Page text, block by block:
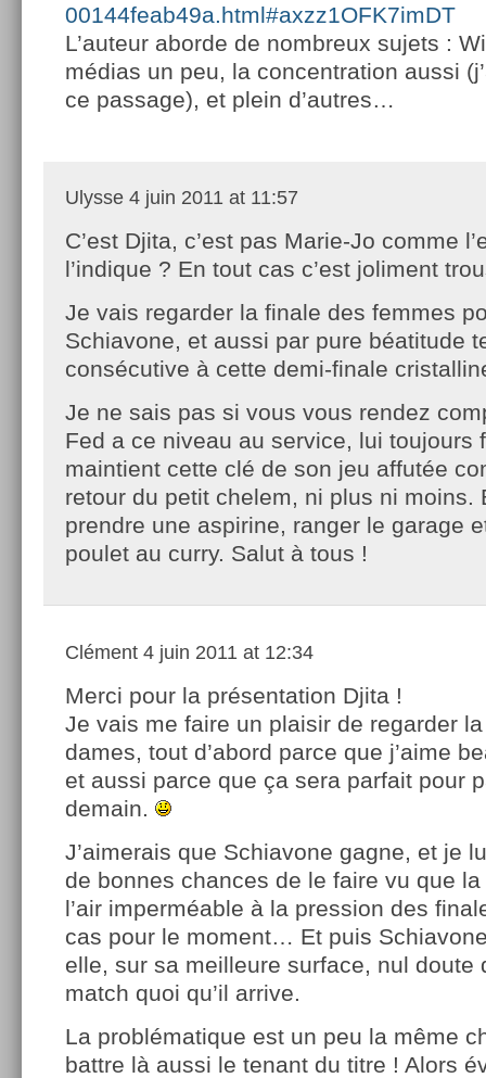
00144feab49a.html#axzz1OFK7imDT
L’auteur aborde de nombreux sujets :
médias un peu, la concentration aussi
ce passage), et plein d’autres…
Ulysse 4 juin 2011 at 11:57
C’est Djita, c’est pas Marie-Jo comme
l’indique ? En tout cas c’est joliment
Je vais regarder la finale des femmes
Schiavone, et aussi par pure béatitude
consécutive à cette demi-finale
Je ne sais pas si vous vous rendez
Fed a ce niveau au service, lui toujours
maintient cette clé de son jeu affutée
retour du petit chelem, ni plus ni moins.
prendre une aspirine, ranger le garage
poulet au curry. Salut à tous !
Clément 4 juin 2011 at 12:34
Merci pour la présentation Djita !
Je vais me faire un plaisir de regarder
dames, tout d’abord parce que j’aime
et aussi parce que ça sera parfait pour
demain.
J’aimerais que Schiavone gagne, et je
de bonnes chances de le faire vu que la
l’air imperméable à la pression des
cas pour le moment… Et puis
elle, sur sa meilleure surface, nul doute
match quoi qu’il arrive.
La problématique est un peu la même
battre là aussi le tenant du titre ! Alors